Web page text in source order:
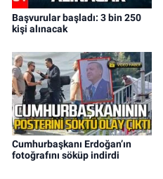
Başvurular başladı: 3 bin 250
kişi alınacak
Cumhurbaşkanı Erdoğan’ın
fotoğrafını söküp indirdi